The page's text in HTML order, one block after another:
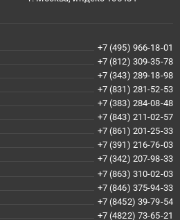
+7 (495) 966-18-01
+7 (812) 309-35-78
+7 (343) 289-18-98
+7 (831) 281-52-53
+7 (383) 284-08-48
+7 (843) 211-02-57
+7 (861) 201-25-33
+7 (391) 216-76-03
+7 (342) 207-98-33
+7 (863) 310-02-03
+7 (846) 375-94-33
+7 (8452) 39-79-54
+7 (4822) 73-65-21